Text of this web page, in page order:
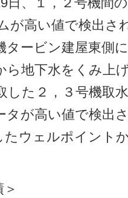
が高い値で検出さ
タービン建屋東側
ら地下水をくみ上
した２，３号機取
タが高い値で検出
たウェルポイント